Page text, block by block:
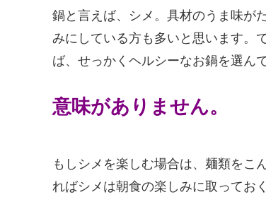
鍋と言えば、シメ。具材のうま味が
みにしている方も多いと思います。
ば、せっかくヘルシーなお鍋を選ん
意味がありません。
もしシメを楽しむ場合は、麺類をこ
ればシメは朝食の楽しみに取ってお